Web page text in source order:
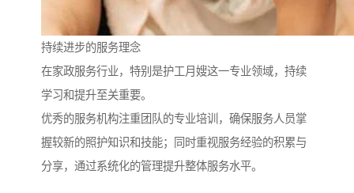
持续进步的服务理念
在家政服务行业，特别是护工月嫂这一专业领域，持续
学习和提升至关重要。
优秀的服务机构注重团队的专业培训，确保服务人员掌
握较新的照护知识和技能；同时重视服务经验的积累与
分享，通过系统化的管理提升整体服务水平。